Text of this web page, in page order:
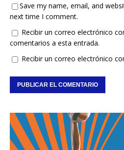
Save my name, email, and
next time I comment.
Recibir un correo electrónico
comentarios a esta entrada.
Recibir un correo electrónico